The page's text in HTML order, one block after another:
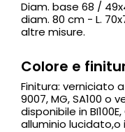
Diam. base 68 /
diam. 80 cm - L.
altre misure.
Colore e
Finitura: verniciato
9007, MG, SA100 o
disponibile in BI100E,
alluminio